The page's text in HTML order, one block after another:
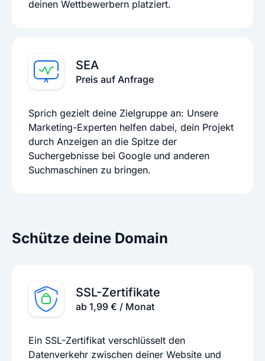
deinen Wettbewerbern platziert.
SEA
Preis auf Anfrage
Sprich gezielt deine Zielgruppe an: Unsere
Marketing-Experten helfen dabei, dein Projekt
durch Anzeigen an die Spitze der
Suchergebnisse bei Google und anderen
Suchmaschinen zu bringen.
Schütze deine Domain
SSL-Zertifikate
ab 1,99 € / Monat
Ein SSL-Zertifikat verschlüsselt den
Datenverkehr zwischen deiner Website und